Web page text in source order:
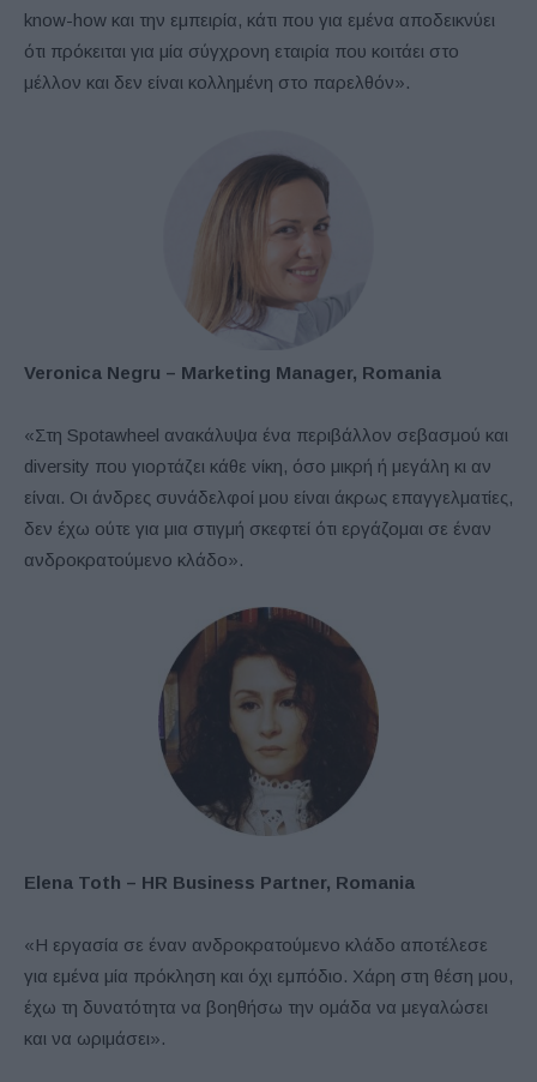
know-how και την εμπειρία, κάτι που για εμένα αποδεικνύει
ότι πρόκειται για μία σύγχρονη εταιρία που κοιτάει στο
μέλλον και δεν είναι κολλημένη στο παρελθόν».
Veronica Negru – Marketing Manager, Romania
«Στη Spotawheel ανακάλυψα ένα περιβάλλον σεβασμού και
diversity που γιορτάζει κάθε νίκη, όσο μικρή ή μεγάλη κι αν
είναι. Οι άνδρες συνάδελφοί μου είναι άκρως επαγγελματίες,
δεν έχω ούτε για μια στιγμή σκεφτεί ότι εργάζομαι σε έναν
ανδροκρατούμενο κλάδο».
Elena Toth – HR Business Partner, Romania
«Η εργασία σε έναν ανδροκρατούμενο κλάδο αποτέλεσε
για εμένα μία πρόκληση και όχι εμπόδιο. Χάρη στη θέση μου,
έχω τη δυνατότητα να βοηθήσω την ομάδα να μεγαλώσει
και να ωριμάσει».